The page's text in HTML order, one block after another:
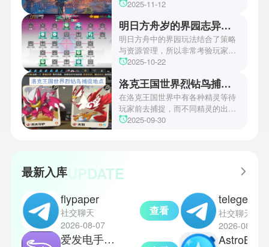
趣的玩家们可以继续留守鲶鱼网！
中第四关是许多玩家遇到困难的地
机关破谜范式第四关通关方法，助
玩家们能够顺利通关！有兴趣的玩
家们快来一起看看吧！
2025-11-12
明日方舟岁的界园志异攻略
明日方舟中的界园玩法结合了策略
与资源管理，所以非常考验玩家的
操作和规划能力。游戏里拥有先
丰富多样的角色体系足以满足不同
战术需求。电表倒转是界园中的核
心挑战之一，玩家需合理利用通宝
和特殊钱币进行资源转换。明日方
乐趣和探索深度，丰富了玩家的游
2025-10-22
洛克王国世界烈钻鸟捕捉地点
在洛克王国世界中有各种精灵等待
玩家前去捕捉，而不同精灵的出现
地点和捕捉方式也各不相同。有少
2025-09-30
最新入库UPDATE
flypaper
社交聊天
2026-08-07
查看
爱发电手机版
社交聊天
2026-08-07